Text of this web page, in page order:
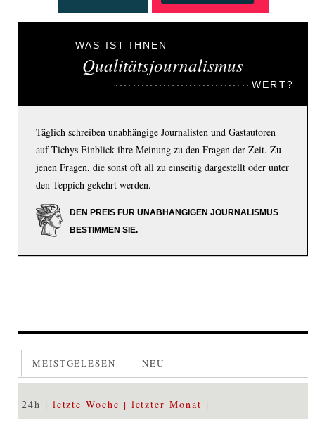
WAS IST IHNEN
Qualitätsjournalismus
WERT?
Täglich schreiben unabhängige Journalisten und Gastautoren
auf Tichys Einblick ihre Meinung zu den Fragen der Zeit. Zu
jenen Fragen, die sonst oft all zu einseitig dargestellt oder unter
den Teppich gekehrt werden.
DEN PREIS FÜR UNABHÄNGIGEN JOURNALISMUS
BESTIMMEN SIE.
MEISTGELESEN NEU
24h letzte Woche letzter Monat